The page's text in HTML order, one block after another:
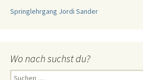
Springlehrgang Jordi Sander
Wo nach suchst du?
Suchen